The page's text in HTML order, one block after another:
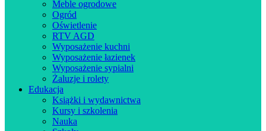
Meble ogrodowe
Ogród
Oświetlenie
RTV AGD
Wyposażenie kuchni
Wyposażenie łazienek
Wyposażenie sypialni
Żaluzje i rolety
Edukacja
Książki i wydawnictwa
Kursy i szkolenia
Nauka